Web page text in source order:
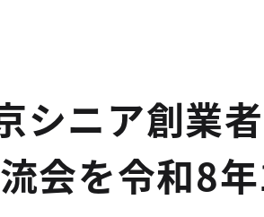
シニア創業
会を令和8